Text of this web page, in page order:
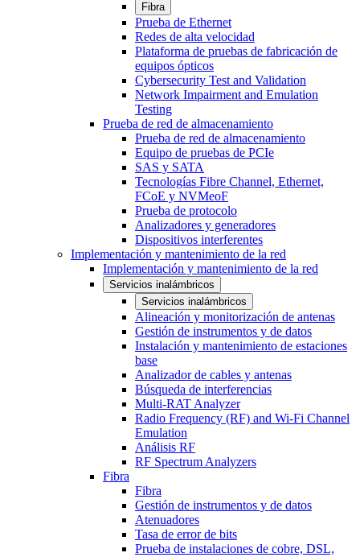
Fibra
Prueba de Ethernet
Redes de alta velocidad
Plataforma de pruebas de fabricación de
equipos ópticos
Cybersecurity Test and Validation
Network Impairment and Emulation
Testing
Prueba de red de almacenamiento
Prueba de red de almacenamiento
Equipo de pruebas de PCIe
SAS y SATA
Tecnologías Fibre Channel, Ethernet,
FCoE y NVMeoF
Prueba de protocolo
Analizadores y generadores
Dispositivos interferentes
Implementación y mantenimiento de la red
Implementación y mantenimiento de la red
Servicios inalámbricos
Servicios inalámbricos
Alineación y monitorización de antenas
Gestión de instrumentos y de datos
Instalación y mantenimiento de estaciones
base
Analizador de cables y antenas
Búsqueda de interferencias
Multi-RAT Analyzer
Radio Frequency (RF) and Wi-Fi Channel
Emulation
Análisis RF
RF Spectrum Analyzers
Fibra
Fibra
Gestión de instrumentos y de datos
Atenuadores
Tasa de error de bits
Prueba de instalaciones de cobre, DSL,